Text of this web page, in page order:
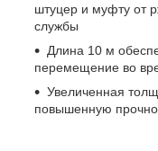
штуцер и муфту от
службы
Длина 10 м
перемещение во
Увеличенная
повышенную